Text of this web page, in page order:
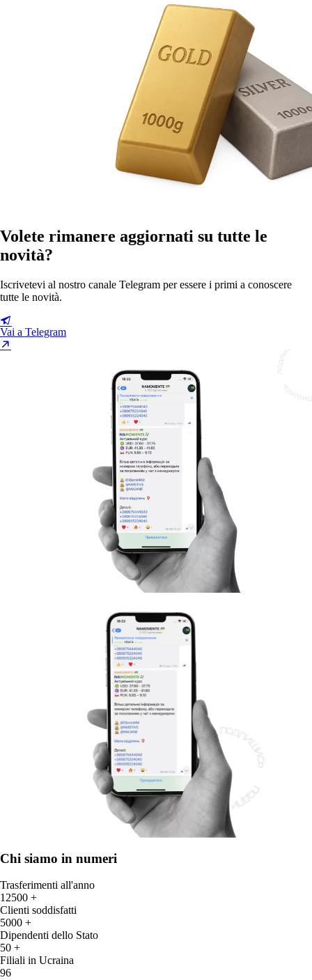
Volete rimanere aggiornati su tutte le
novità?
Iscrivetevi al nostro canale Telegram per essere i primi a conoscere
tutte le novità.
Vai a Telegram
Chi siamo in numeri
Trasferimenti all'anno
12500 +
Clienti soddisfatti
5000 +
Dipendenti dello Stato
50 +
Filiali in Ucraina
96